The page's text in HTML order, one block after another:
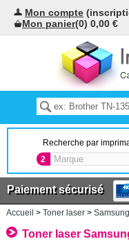
Mon compte
Mon panier(0) 0,00 €
Recherche par
2
Paiement sécurisé
Accueil > Toner laser> Samsung
Toner laser